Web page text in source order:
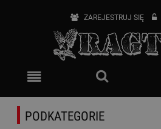
ZAREJESTRUJ SIĘ
PODKATEGORIE